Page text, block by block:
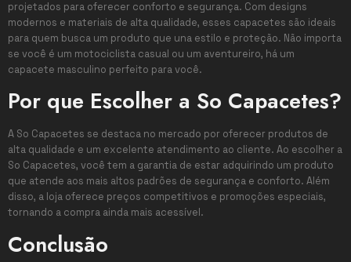
projetados para oferecer conforto e segurança. Com designs
modernos e materiais de alta qualidade, esses capacetes são ideais
para quem busca um produto que una estilo e proteção. Não importa
se você é um motociclista casual ou um aventureiro, há um
capacete masculino perfeito para você.
Por que Escolher a So Capacetes?
A So Capacetes se destaca no mercado por oferecer produtos de
alta qualidade e um excelente atendimento ao cliente. Ao escolher a
So Capacetes, você tem a garantia de estar adquirindo um produto
que atende aos mais altos padrões de segurança e conforto. Além
disso, a loja oferece preços competitivos e promoções especiais,
tornando a compra ainda mais acessível.
Conclusão